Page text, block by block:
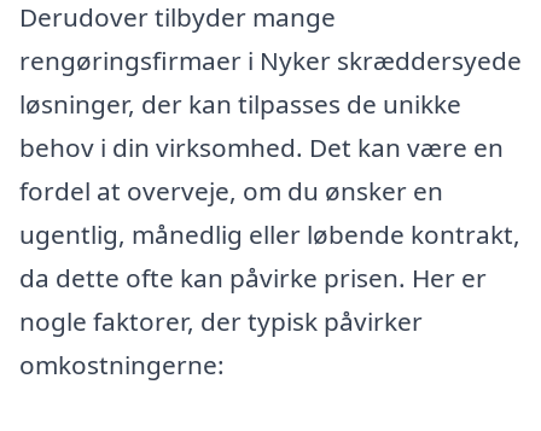
Derudover tilbyder mange
rengøringsfirmaer i Nyker skræddersyede
løsninger, der kan tilpasses de unikke
behov i din virksomhed. Det kan være en
fordel at overveje, om du ønsker en
ugentlig, månedlig eller løbende kontrakt,
da dette ofte kan påvirke prisen. Her er
nogle faktorer, der typisk påvirker
omkostningerne: